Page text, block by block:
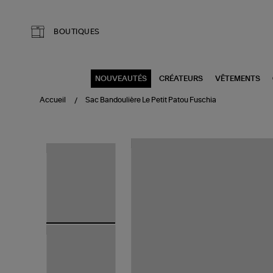
BOUTIQUES
NOUVEAUTÉS CRÉATEURS VÊTEMENTS
Accueil Sac Bandoulière Le Petit Patou Fuschia